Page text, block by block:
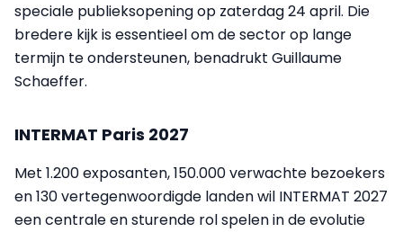
speciale publieksopening op zaterdag 24 april. Die
bredere kijk is essentieel om de sector op lange
termijn te ondersteunen, benadrukt Guillaume
Schaeffer.
INTERMAT Paris 2027
Met 1.200 exposanten, 150.000 verwachte bezoekers
en 130 vertegenwoordigde landen wil INTERMAT 2027
een centrale en sturende rol spelen in de evolutie